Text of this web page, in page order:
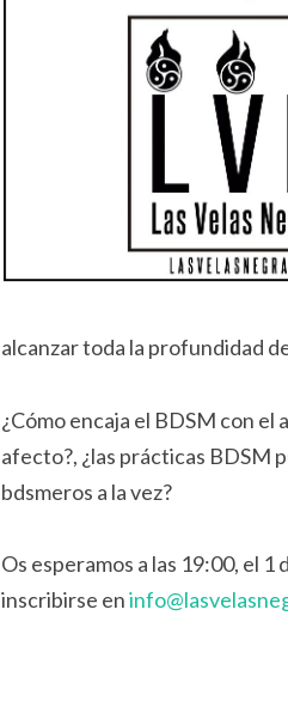
alcanzar toda la profundidad
¿Cómo encaja el BDSM con el
afecto?, ¿las prácticas BDSM
bdsmeros a la vez?
Os esperamos a las 19:00, el 1
inscribirse en